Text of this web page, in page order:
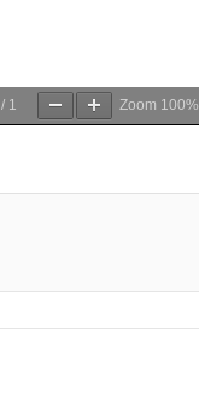
/ 1 Zoom 100%